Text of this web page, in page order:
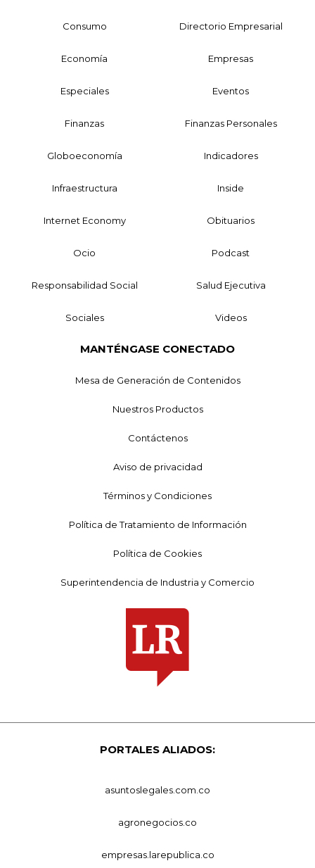
Consumo Directorio Empresarial
Economía Empresas
Especiales Eventos
Finanzas Finanzas Personales
Globoeconomía Indicadores
Infraestructura Inside
Internet Economy Obituarios
Ocio Podcast
Responsabilidad Social Salud Ejecutiva
Sociales Videos
MANTÉNGASE CONECTADO
Mesa de Generación de Contenidos
Nuestros Productos
Contáctenos
Aviso de privacidad
Términos y Condiciones
Política de Tratamiento de Información
Política de Cookies
Superintendencia de Industria y Comercio
PORTALES ALIADOS:
asuntoslegales.com.co
agronegocios.co
empresas.larepublica.co